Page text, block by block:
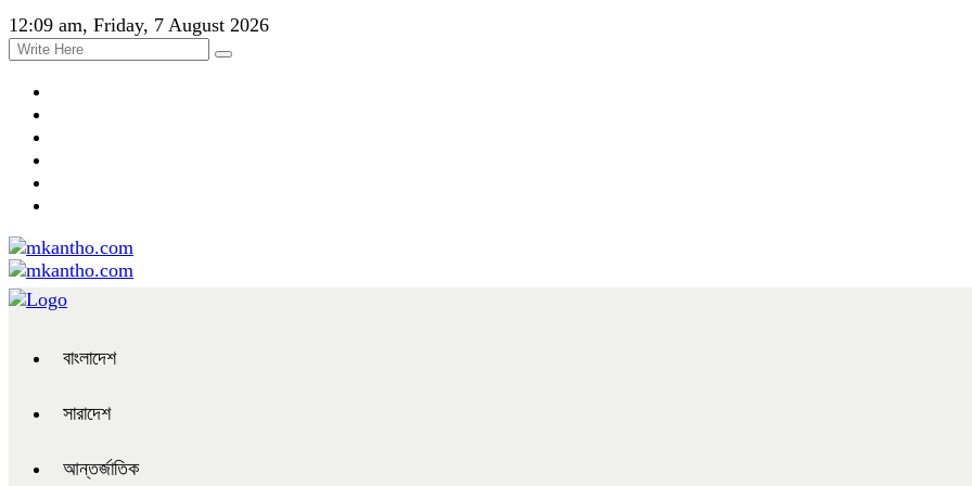
12:09 am, Friday, 7 August 2026
বাংলাদেশ
সারাদেশ
আন্তর্জাতিক